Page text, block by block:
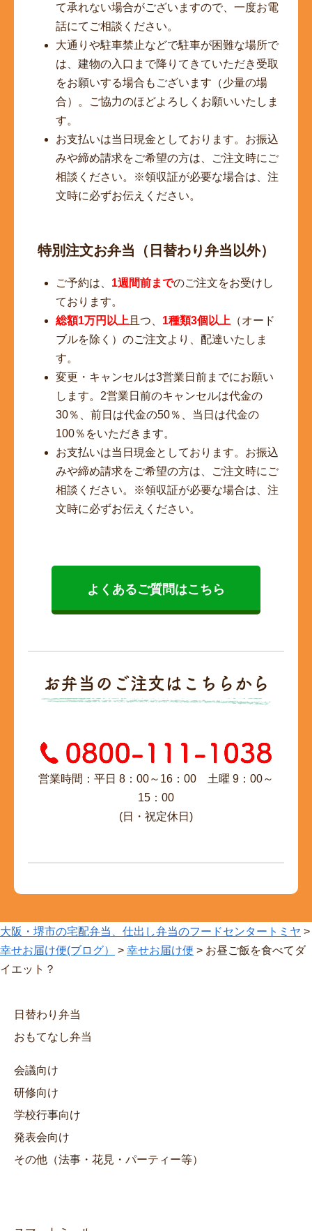
て承れない場合がございますので、一度お電
話にてご相談ください。
大通りや駐車禁止などで駐車が困難な場所で
は、建物の入口まで降りてきていただき受取
をお願いする場合もございます（少量の場
合）。ご協力のほどよろしくお願いいたしま
す。
お支払いは当日現金としております。お振込
みや締め請求をご希望の方は、ご注文時にご
相談ください。※領収証が必要な場合は、注
文時に必ずお伝えください。
特別注文お弁当（日替わり弁当以外）
ご予約は、 1週間前までのご注文をお受けし
ております。
総額1万円以上 且つ、 1種類3個以上 （オード
ブルを除く）のご注文より、配達いたしま
す。
変更・キャンセルは3営業日前までにお願い
します。2営業日前のキャンセルは代金の
30％、前日は代金の50％、当日は代金の
100％をいただきます。
お支払いは当日現金としております。お振込
みや締め請求をご希望の方は、ご注文時にご
相談ください。※領収証が必要な場合は、注
文時に必ずお伝えください。
よくあるご質問はこちら
お弁当のご注文はこちらから
営業時間：平日 8：00～16：00 土曜 9：00～
15：00
(日・祝定休日)
大阪・堺市の宅配弁当、仕出し弁当のフードセンタートミヤ >
幸せお届け便(ブログ）
> 幸せお届け便 > お昼ご飯を食べてダ
イエット？
日替わり弁当
おもてなし弁当
会議向け
研修向け
学校行事向け
発表会向け
その他（法事・花見・パーティー等）